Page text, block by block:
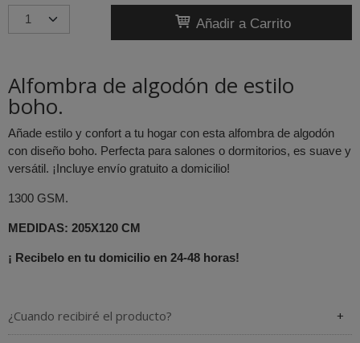
Añadir a Carrito
Alfombra de algodón de estilo
boho.
Añade estilo y confort a tu hogar con esta alfombra de algodón
con diseño boho. Perfecta para salones o dormitorios, es suave y
versátil. ¡Incluye envío gratuito a domicilio!
1300 GSM.
MEDIDAS: 205X120 CM
¡ Recibelo en tu domicilio en 24-48 horas!
¿Cuando recibiré el producto?